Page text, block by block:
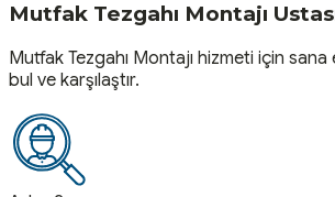
Mutfak Tezgahı Montajı
Mutfak Tezgahı Montajı hizmeti için sana
bul ve karşılaştır.